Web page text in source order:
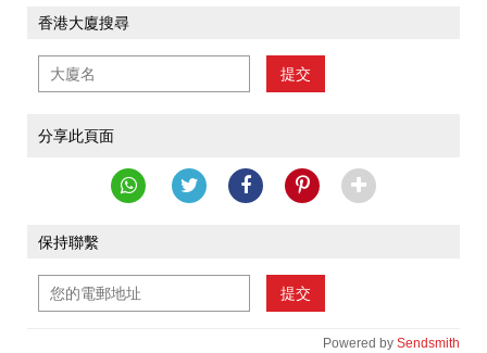
香港大廈搜尋
提交
分享此頁面
保持聯繫
提交
Powered by Sendsmith